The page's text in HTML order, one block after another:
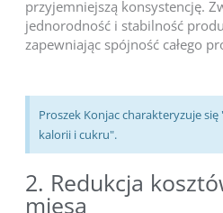
przyjemniejszą konsystencję.
jednorodność i stabilność
zapewniając spójność całego
Proszek Konjac charakteryzuje się
kalorii i cukru".
2. Redukcja
mięsa